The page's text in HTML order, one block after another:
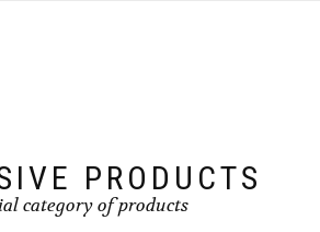
PRODUCTS
category of products